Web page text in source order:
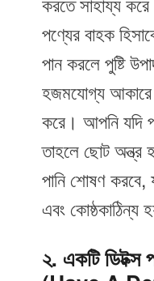
করতে সাহায্য
পণ্যের বাহক
পান করলে পুষ্টি
হজমযোগ্য আকারে
করে। আপনি যদি
তাহলে ছোট অন্ত্র
পানি শোষণ করবে,
এবং কোষ্ঠকাঠিন্য
২. একটি ডিটক্স